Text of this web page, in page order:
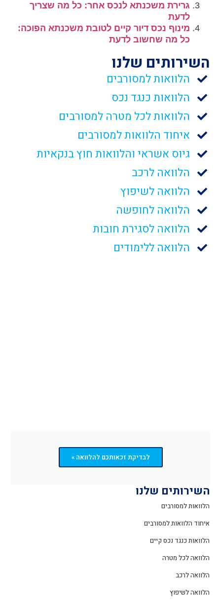
גרירת משכנתא לנכס אחר: כל מה שצריך
לדעת
מינוף נכס דיור קיים לטובת משכנתא הפוכה:
כל מה שחשוב לדעת
השירותים שלנו
הלוואות למסורבים
הלוואות כנגד נכס
הלוואות לכל מטרה למסורבים
איחוד הלוואות למסורבים
גיוס אשראי והלוואות חוץ בנקאיות
הלוואה לרכב
הלוואה לשיפוץ
הלוואה לחופשה
הלוואה לסגירת חובות
הלוואה ללימודים
לבדיקת זכאותכם להלוואה »
השירותים שלנו
הלוואות למסורבים
איחוד הלוואות למסורבים
הלוואות כנגד נכס קיים
הלוואה לכל מטרה
הלוואה לרכב
הלוואה לשיפוץ